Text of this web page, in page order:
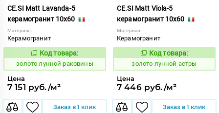
CE.SI Matt Lavanda-5
керамогранит 10x60
Материал:
Керамогранит
521953
Код товара:
золото лунной раковины
Цена
7 151 руб./м²
Заказ в 1 клик
CE.SI Matt Viola-5
керамогранит 10x60
Материал:
Керамогранит
521956
Код товара:
золото лунной астры
Цена
7 446 руб./м²
Заказ в 1 клик